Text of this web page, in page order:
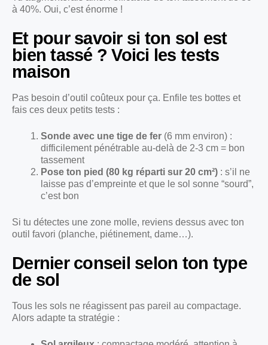
à 40%. Oui, c’est énorme !
Et pour savoir si ton sol est
bien tassé ? Voici les tests
maison
Pas besoin d’outil coûteux pour ça. Enfile tes bottes et
fais ces deux petits tests :
Sonde avec une tige de fer (6 mm environ) :
difficilement pénétrable au-delà de 2-3 cm = bon
tassement
Pose ton pied (80 kg réparti sur 20 cm²) : s’il ne
laisse pas d’empreinte et que le sol sonne “sourd”,
c’est bon
Si tu détectes une zone molle, reviens dessus avec ton
outil favori (planche, piétinement, dame…).
Dernier conseil selon ton type
de sol
Tous les sols ne réagissent pas pareil au compactage.
Alors adapte ta stratégie :